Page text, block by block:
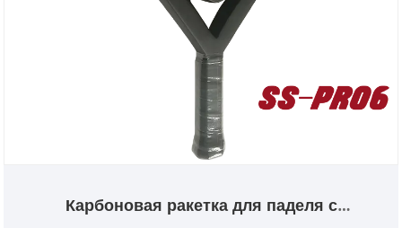
Карбоновая ракетка для паделя с